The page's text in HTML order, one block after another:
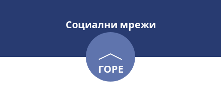
Социални мрежи
ГОРЕ